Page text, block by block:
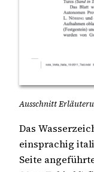
Ausschnitt
Das
einsprachig
Seite